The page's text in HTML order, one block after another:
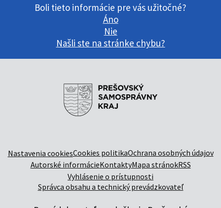
Boli tieto informácie pre vás užitočné?
Áno
Nie
Našli ste na stránke chybu?
Nastavenia cookiesCookies politikaOchrana osobných údajov
Autorské informácieKontaktyMapa stránokRSS
Vyhlásenie o prístupnosti
Správca obsahu a technický prevádzkovateľ